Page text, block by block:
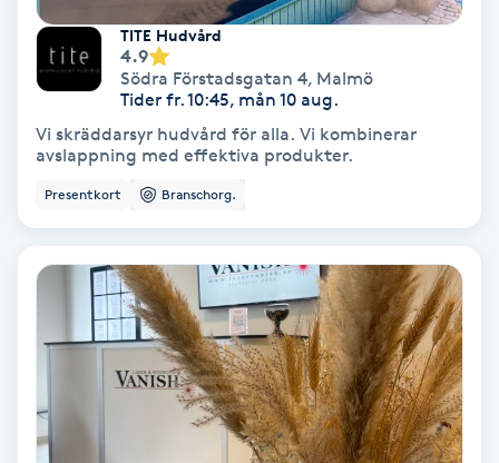
Svensk massage
Svettbehandling
Tuina-massage
Taktil massage
Tandblekning
Tatuering
TITE Hudvård
4.9
Södra Förstadsgatan 4, Malmö
Tider fr. 10:45, mån 10 aug.
Vi skräddarsyr hudvård för alla. Vi kombinerar
avslappning med effektiva produkter.
Presentkort Branschorg.